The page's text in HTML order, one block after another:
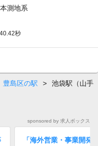
測地系
秒
豊島区の駅 >
池袋駅（山手
sponsored by 求人ボックス
「海外営業・事業開発